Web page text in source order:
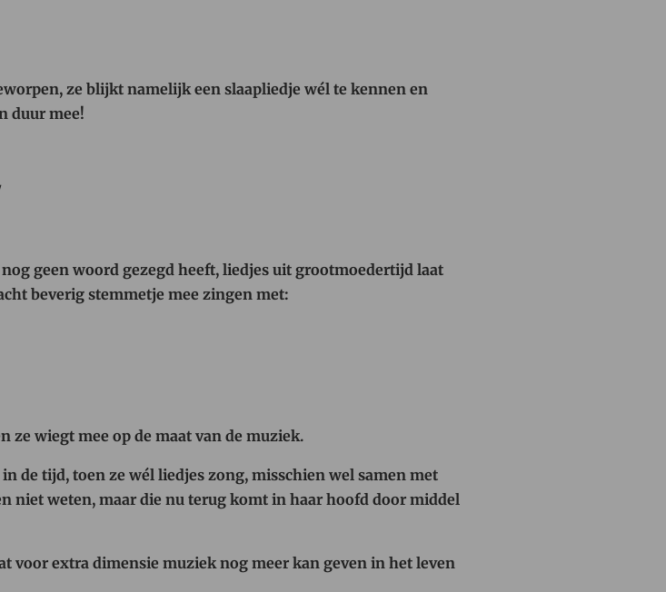
ze blijkt namelijk een slaapliedje wél te kennen en
duur mee!
geen woord gezegd heeft, liedjes uit grootmoedertijd laat
beverig stemmetje mee zingen met:
ze wiegt mee op de maat van de muziek.
de tijd, toen ze wél liedjes zong, misschien wel samen met
niet weten, maar die nu terug komt in haar hoofd door middel
voor extra dimensie muziek nog meer kan geven in het leven